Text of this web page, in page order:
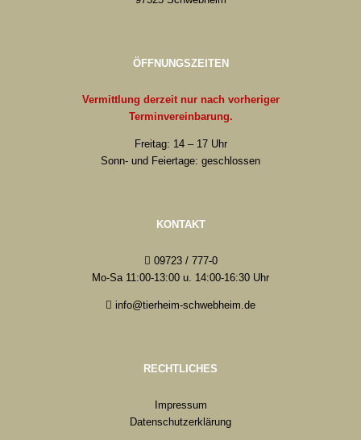
ÖFFNUNGSZEITEN
Vermittlung derzeit nur nach vorheriger
Terminvereinbarung.
Freitag: 14 – 17 Uhr
Sonn- und Feiertage: geschlossen
KONTAKT
09723 / 777-0
Mo-Sa 11:00-13:00 u. 14:00-16:30 Uhr
info@tierheim-schwebheim.de
RECHTLICHES
Impressum
Datenschutzerklärung